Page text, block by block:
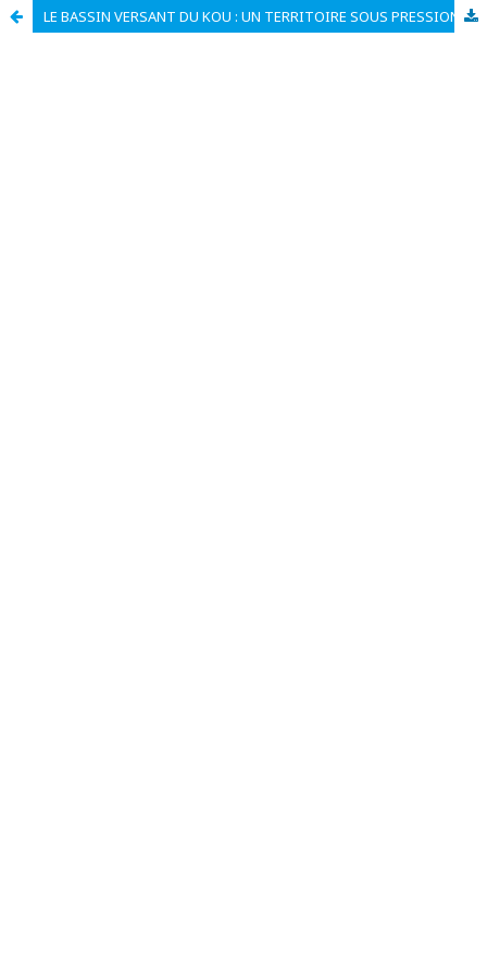
LE BASSIN VERSANT DU KOU : UN TERRITOIRE SOUS PRESSION ENTRE ENJEUX ECONOMIQUES, SOCIAUX ET ENVIRONNEMENTAUX